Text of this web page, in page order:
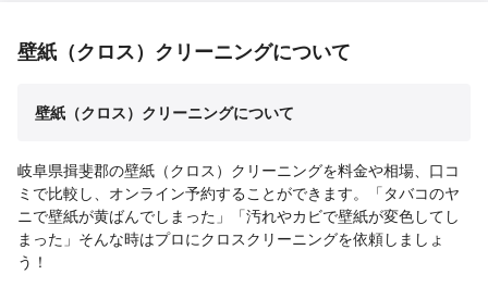
壁紙（クロス）クリーニングについて
壁紙（クロス）クリーニングについて
岐阜県揖斐郡の壁紙（クロス）クリーニングを料金や相場、口コ
ミで比較し、オンライン予約することができます。「タバコのヤ
ニで壁紙が黄ばんでしまった」「汚れやカビで壁紙が変色してし
まった」そんな時はプロにクロスクリーニングを依頼しましょ
う！